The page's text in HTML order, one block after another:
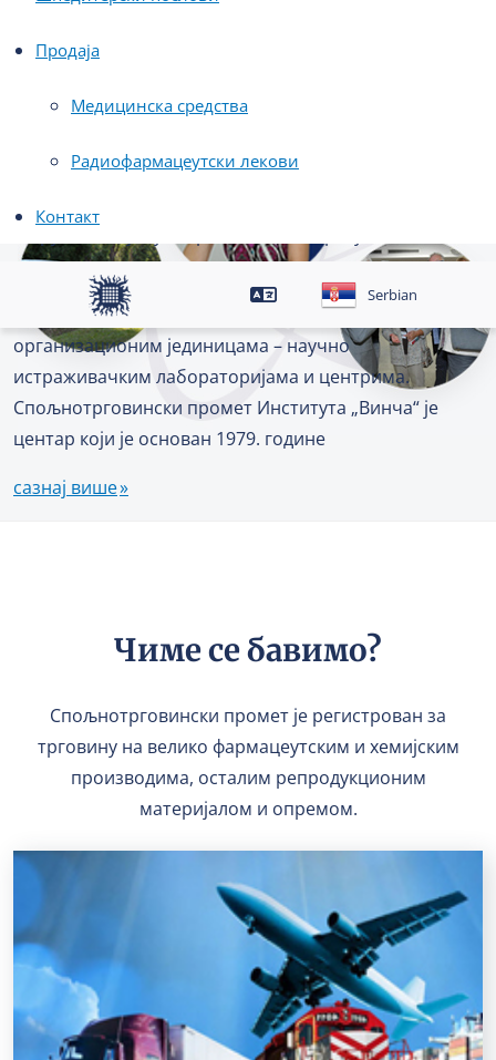
Продаја
Медицинска средства
Радиофармацеутски лекови
Контакт
Serbian
О нама
мултидисциплинарни научноистраживачки
примењеним истраживањима у природним,
наведених истраживања.
Организација Института заснива се на
организационим јединицама – научно
истраживачким лабораторијама и центрима.
Спољнотрговински промет Института „Винча“ је
центар који је основан 1979. године
сазнај више
Чиме се бавимо?
Спољнотрговински промет је регистрован за
трговину на велико фармацеутским и хемијским
производима, осталим репродукционим
материјалом и опремом.